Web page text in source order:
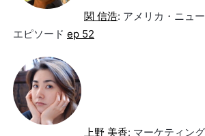
関 信浩: アメリカ・ニュ
エピソード ep 52
上野 美香: マーケティン